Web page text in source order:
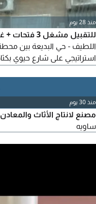
منذ 28 يوم
للتقبيل
اللطيف - حي البديعة بين
استراتيجي على شارع حيوي
نسائي أو مركز تجميل أو أي
دائمين. فرصتك في موقع لا
منذ 30 يوم
مصنع لانتاج الأثاث
ساويه